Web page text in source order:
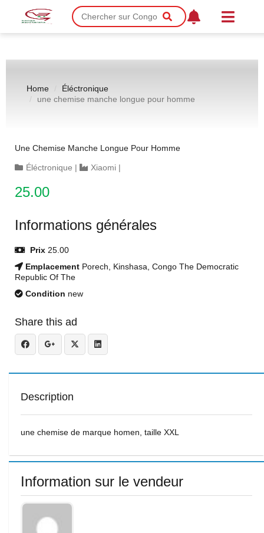
Home
Éléctronique
une chemise manche longue pour homme
Une Chemise Manche Longue Pour Homme
Éléctronique | Xiaomi |
25.00
Informations générales
Prix 25.00
Emplacement Porech, Kinshasa, Congo The Democratic
Republic Of The
Condition new
Share this ad
Description
une chemise de marque homen, taille XXL
Information sur le vendeur